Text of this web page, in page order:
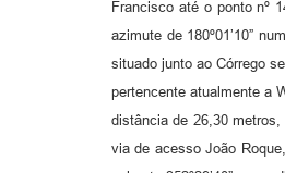
Francisco até o ponto nº
azimute de 180º01’10”
situado junto ao Córrego
pertencente atualmente a
distância de 26,30
via de acesso João